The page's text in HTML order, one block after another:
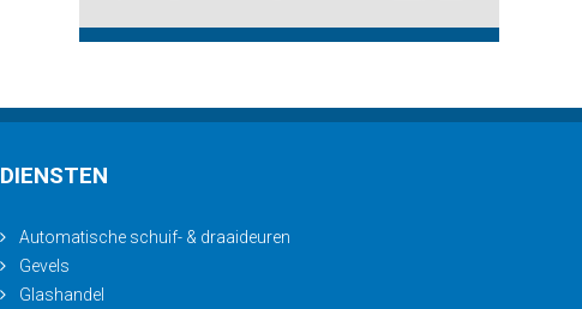
DIENSTEN
Automatische schuif- & draaideuren
Gevels
Glashandel